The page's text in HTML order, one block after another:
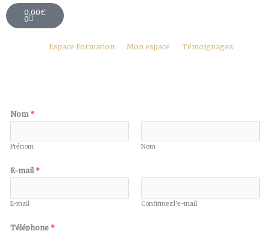
0,00€
0
Panier
Espace Formation Mon espace Témoignages
Nom *
Prénom Nom
E-mail *
E-mail Confirmez l’e-mail
Téléphone *